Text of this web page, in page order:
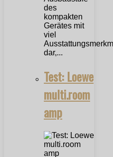
des
kompakten
Gerätes mit
viel
dar,...
Test: Loewe
multi.room
amp